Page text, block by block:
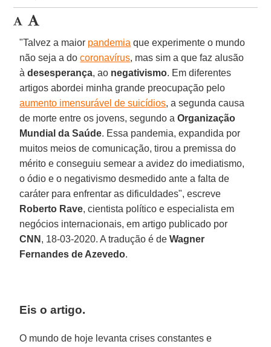
"Talvez a maior pandemia que experimente o mundo
não seja a docoronavírus, mas sim a que faz alusão
àdesesperança, ao negativismo. Em diferentes
artigos abordei minha grande preocupação pelo
aumento imensurável de suicídios, a segunda causa
de morte entre os jovens, segundo aOrganização
Mundial da Saúde. Essa pandemia, expandida por
muitos meios de comunicação, tirou a premissa do
mérito e conseguiu semear a avidez do imediatismo,
o ódio e o negativismo desmedido ante a falta de
caráter para enfrentar as dificuldades", escreve
Roberto Rave, cientista político e especialista em
negócios internacionais, em artigo publicado por
CNN , 18-03-2020. A tradução é deWagner
Fernandes de Azevedo.
Eis o artigo.
O mundo de hoje levanta crises constantes e